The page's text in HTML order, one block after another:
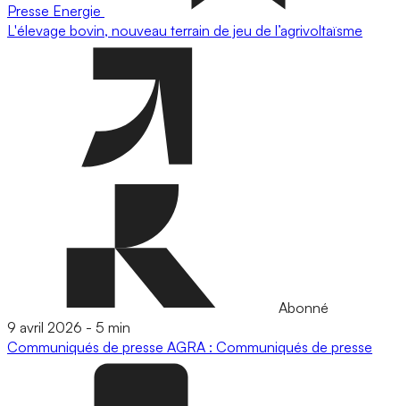
Presse Energie
L'élevage bovin, nouveau terrain de jeu de l’agrivoltaïsme
Abonné
9 avril 2026 - 5 min
Communiqués de presse AGRA : Communiqués de presse